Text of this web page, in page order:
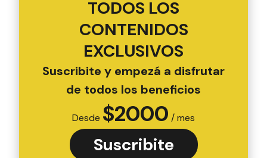
ACCEDÉ A ESTE Y A
TODOS LOS
CONTENIDOS
EXCLUSIVOS
Suscribite y empezá a disfrutar
de todos los beneficios
Desde $2000/ mes